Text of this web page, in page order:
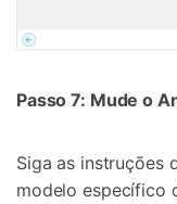
Passo 7: Mude o
Siga as instruções
modelo específico